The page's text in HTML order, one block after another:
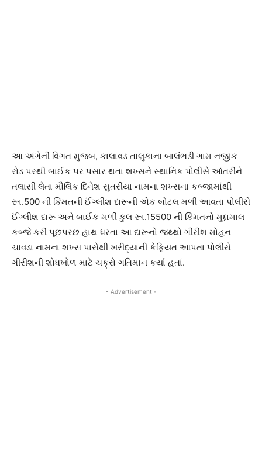
આ અંગેની વિગત મુજબ, કાલાવડ તાલુકાના બાલંભડી ગામ નજીક
રોડ પરથી બાઈક પર પસાર થતા શખ્સને સ્થાનિક પોલીસે આંતરીને
તલાસી લેતા મૌલિક દિનેશ સુતરીયા નામના શખ્સના કબ્જામાંથી
રૂા.500 ની કિંમતની ઈંગ્લીશ દારૂની એક બોટલ મળી આવતા પોલીસે
ઈંગ્લીશ દારૂ અને બાઈક મળી કુલ રૂા.15500 ની કિંમતનો મુદ્દામાલ
કબ્જે કરી પૂછપરછ હાથ ધરતા આ દારૂનો જથ્થો ગીરીશ મોહન
ચાવડા નામના શખ્સ પાસેથી ખરીદ્યાની કેફિયત આપતા પોલીસે
ગીરીશની શોધખોળ માટે ચક્રો ગતિમાન કર્યા હતાં.
- Advertisement -